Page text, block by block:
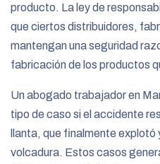
producto. La ley de
que ciertos distribuidores,
mantengan una seguridad
fabricación de los productos
Un abogado trabajador en
tipo de caso si el accidente
llanta, que finalmente explotó
volcadura. Estos casos